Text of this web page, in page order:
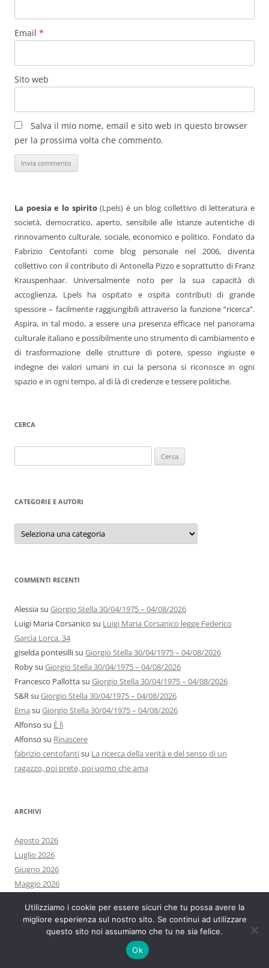
Email *
Sito web
Salva il mio nome, email e sito web in questo browser
per la prossima volta che commento.
La poesia e lo spirito(Lpels) è un blog collettivo di letteratura e
società, democratico, aperto, sensibile alle istanze autentiche di
rinnovamento culturale, sociale, economico e politico. Fondato da
Fabrizio Centofanti come blog personale nel 2006, diventa
collettivo con il contributo di Antonella Pizzo e soprattutto di Franz
Krauspenhaar. Universalmente noto per la sua capacità di
accoglienza, Lpels ha ospitato e ospita contributi di grande
spessore – facilmente raggiungibili attraverso la funzione “ricerca”.
Aspira, in tal modo, a essere una presenza efficace nel panorama
culturale italiano e possibilmente uno strumento di cambiamento e
di trasformazione delle strutture di potere, spesso ingiuste e
indegne dei valori umani in cui la persona si riconosce in ogni
spazio e in ogni tempo, al di là di credenze e tessere politiche.
CERCA
per:
CATEGORIE E AUTORI
Categorie
autori
COMMENTI RECENTI
Alessiasu Giorgio Stella 30/04/1975 – 04/08/2026
Luigi Maria Corsanico su Luigi Maria Corsanico legge Federico
Garcìa Lorca. 34
giselda pontesillisu Giorgio Stella 30/04/1975 – 04/08/2026
Robysu Giorgio Stella 30/04/1975 – 04/08/2026
Francesco Pallottasu Giorgio Stella 30/04/1975 – 04/08/2026
S&Rsu Giorgio Stella 30/04/1975 – 04/08/2026
Ema su Giorgio Stella 30/04/1975 – 04/08/2026
Alfonso su È lì
Alfonso su Rinascere
fabrizio centofantisu La ricerca della verità e del senso di un
ragazzo, poi prete, poi uomo che ama
ARCHIVI
Agosto 2026
Luglio 2026
Giugno 2026
Maggio 2026
Marzo 2026
Febbraio 2026
Utilizziamo i cookie per essere sicuri che tu possa avere la
migliore esperienza sul nostro sito. Se continui ad utilizzare
questo sito noi assumiamo che tu ne sia felice.
Ok